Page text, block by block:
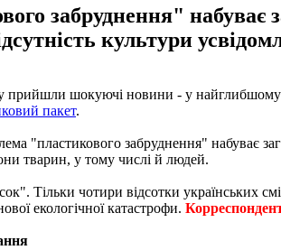
забруднення" набуває
культури
прийшли шокуючі новини - у
пакет.
"пластикового забруднення" набуває
тварин, у тому числі й людей.
Тільки чотири відсотки українських
екологічної катастрофи.